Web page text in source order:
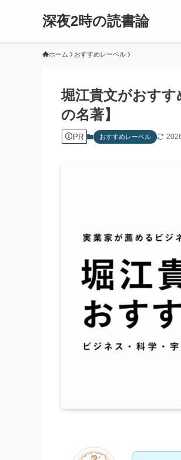
深夜2時の読書論
ホーム おすすめレーベル
堀江貴文がおす
の名著】
PR おすすめレーベル